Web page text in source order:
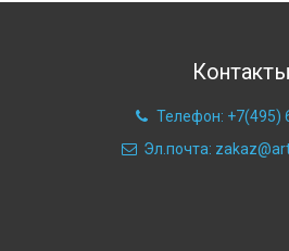
Телефон: +7(495)
Эл.почта: